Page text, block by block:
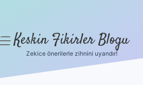
Keskin Fikirler Blogu
Zekice önerilerle zihnini uyandır!